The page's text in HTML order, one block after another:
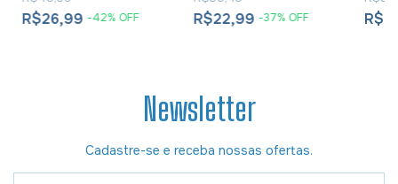
R$26,99 -42% OFF
Lambert
R$22,99 -37% OFF
Newsletter
Cadastre-se e receba nossas ofertas.